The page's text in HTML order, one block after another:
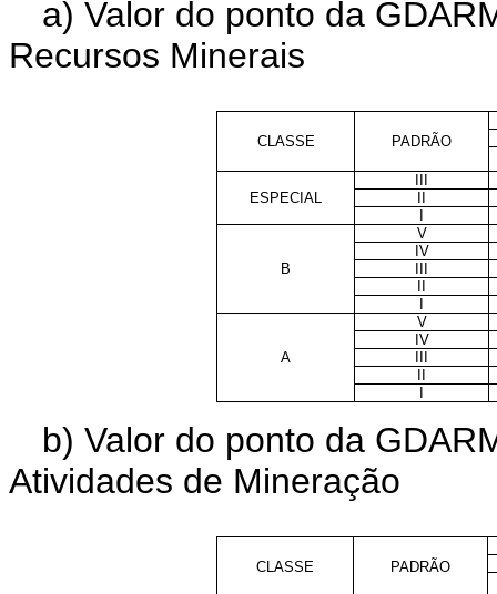
a) Valor do ponto da
Recursos Minerais
CLASSE PADRÃO
ESPECIAL
III
II
I
B
V
IV
III
II
I
A
V
IV
III
II
I
b) Valor do ponto da
Atividades de Mineração
CLASSE PADRÃO